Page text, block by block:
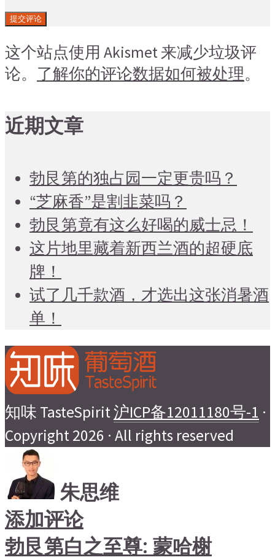
这个站点使用 Akismet 来减少垃圾评
论。 了解你的评论数据如何被处理。
近期文章
勃艮第的独占园一定更贵吗？
“芝麻香”是割韭菜吗？
勃艮第竟有这么好喝的威士忌！
这片地里藏着新西兰酒的超硬底
牌！
试了几千款酒，才选出这张消暑酒
单！
知味 TasteSpirit沪ICP备12011180号-1 ·
Copyright 2026 · All rights reserved
朱思维
添加评论
勃艮第白之至尊: 蒙哈榭